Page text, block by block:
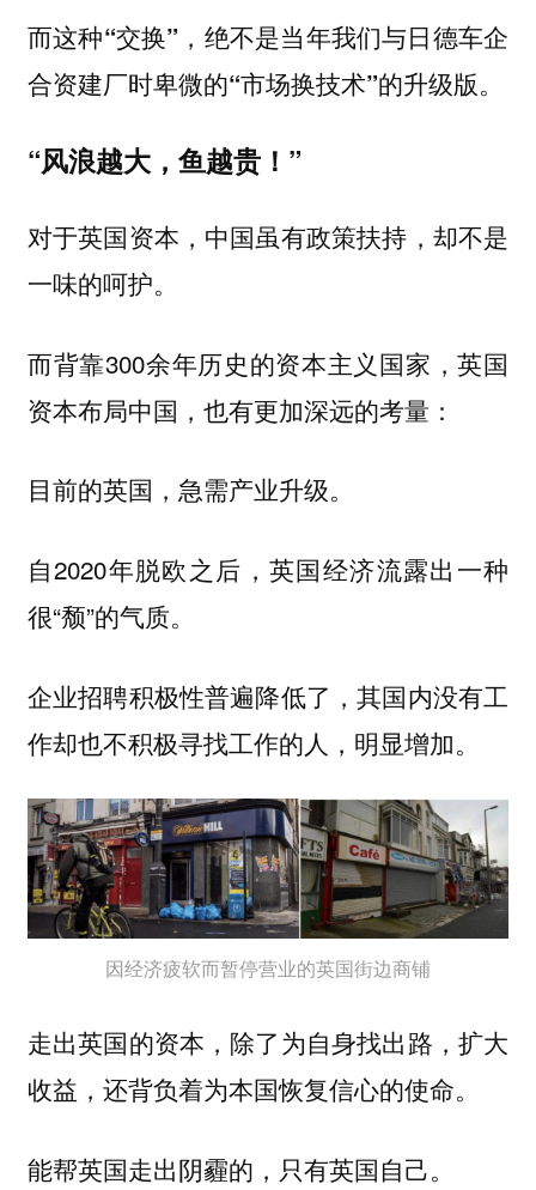
而这种“交换”，绝不是当年我们与日德车企
合资建厂时卑微的“市场换技术”的升级版。
“风浪越大，鱼越贵！”
对于英国资本，中国虽有政策扶持，却不是
一味的呵护。
而背靠300余年历史的资本主义国家，英国
资本布局中国，也有更加深远的考量：
目前的英国，急需产业升级。
自2020年脱欧之后，英国经济流露出一种
很“颓”的气质。
企业招聘积极性普遍降低了，其国内没有工
作却也不积极寻找工作的人，明显增加。
因经济疲软而暂停营业的英国街边商铺
走出英国的资本，除了为自身找出路，扩大
收益，还背负着为本国恢复信心的使命。
能帮英国走出阴霾的，只有英国自己。